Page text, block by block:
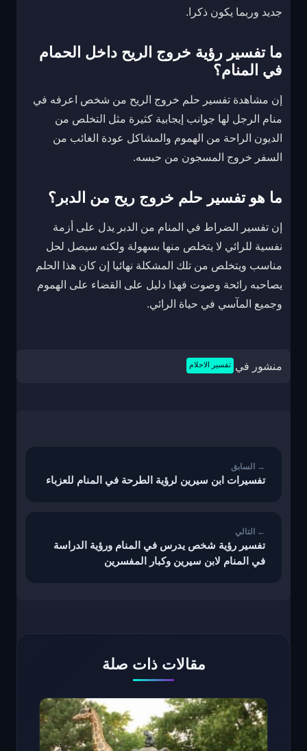
جديد وربما يكون ذكرا.
ما تفسير رؤية خروج الريح داخل الحمام
في المنام؟
إن مشاهدة تفسير حلم خروج الريح من شخص اعرفه في
منام الرجل لها جوانب إيجابية كثيرة مثل التخلص من
الديون الراحة من الهموم والمشاكل عودة الغائب من
السفر خروج المسجون من حبسه.
ما هو تفسير حلم خروج ريح من الدبر؟
إن تفسير الضراط في المنام من الدبر يدل على أزمة
نفسية للرائي لا يتخلص منها بسهولة ولكنه سيصل لحل
مناسب ويتخلص من تلك المشكلة نهائيا إن كان هذا الحلم
يصاحبه رائحة وصوت فهذا دليل على القضاء على الهموم
وجميع المآسي في حياة الرائي.
منشور في تفسير الاحلام
تفسيرات ابن سيرين لرؤية الطرحة في المنام للعزباء
تفسير رؤية شخص يدرس في المنام ورؤية الدراسة
في المنام لابن سيرين وكبار المفسرين
مقالات ذات صلة